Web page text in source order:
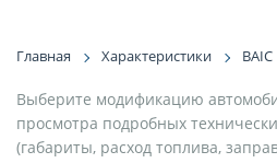
Главная Характеристики BAIC
Выберите модификацию
просмотра подробных
(габариты, расход топлива,